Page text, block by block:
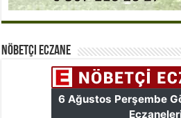
Nöbetçi Eczane